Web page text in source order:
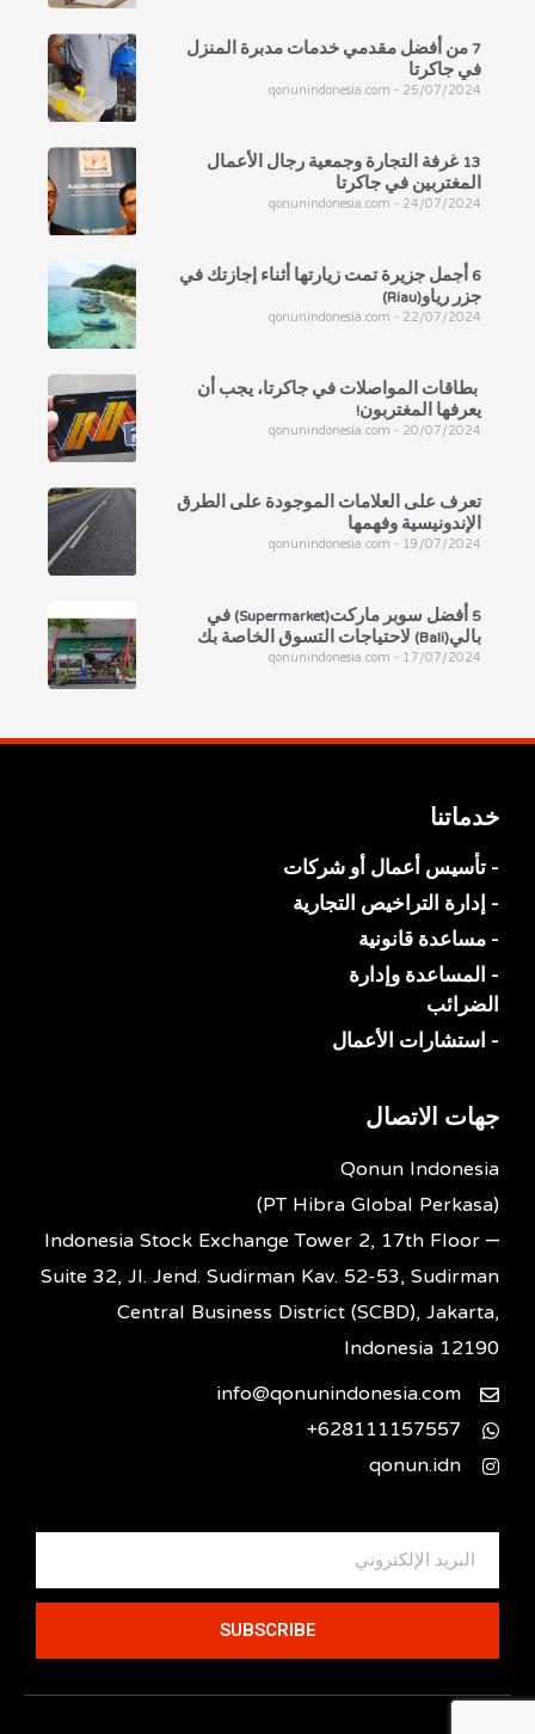
7 من أفضل مقدمي خدمات مدبرة المنزل
في جاكرتا
qonunindonesia.com 25/07/2024
13 غرفة التجارة وجمعية رجال الأعمال
المغتربين في جاكرتا
qonunindonesia.com 24/07/2024
6 أجمل جزيرة تمت زيارتها أثناء إجازتك في
جزر رياو(Riau)
qonunindonesia.com 22/07/2024
بطاقات المواصلات في جاكرتا، يجب أن
يعرفها المغتربون!
qonunindonesia.com 20/07/2024
تعرف على العلامات الموجودة على الطرق
الإندونيسية وفهمها
qonunindonesia.com 19/07/2024
5 أفضل سوبر ماركت(Supermarket) في
بالي(Bali) لاحتياجات التسوق الخاصة بك
qonunindonesia.com 17/07/2024
خدماتنا
- تأسيس أعمال أو شركات
- إدارة التراخيص التجارية
- مساعدة قانونية
- المساعدة وإدارة
الضرائب
- استشارات الأعمال
جهات الاتصال
Qonun Indonesia
(PT Hibra Global Perkasa)
Indonesia Stock Exchange Tower 2, 17th Floor –
Suite 32, Jl. Jend. Sudirman Kav. 52-53, Sudirman
Central Business District (SCBD), Jakarta,
Indonesia 12190
info@qonunindonesia.com
628111157557+
qonun.idn
SUBSCRIBE